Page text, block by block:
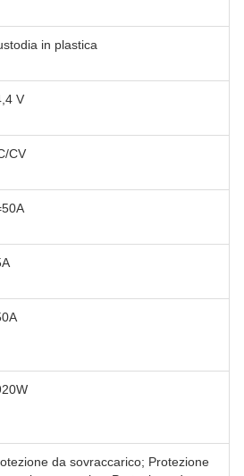
in plastica
V
CV
da sovraccarico; Protezione